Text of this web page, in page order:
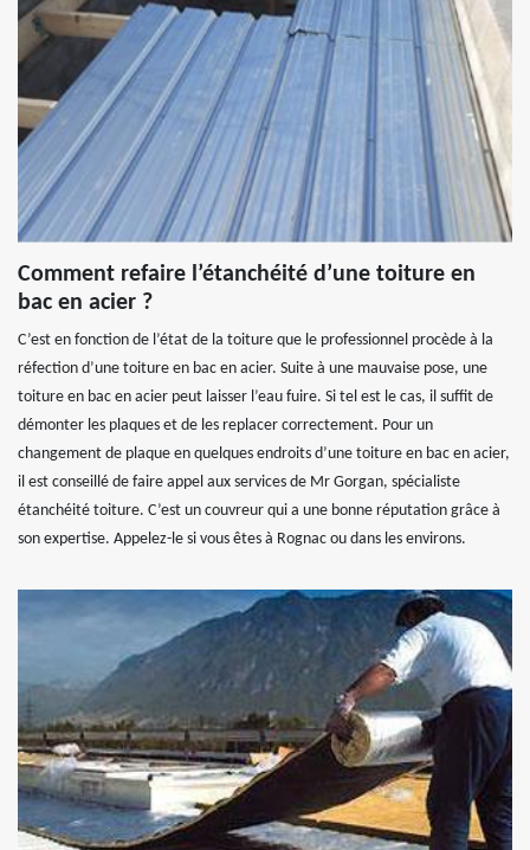
Comment refaire l’étanchéité d’une toiture en
bac en acier ?
C’est en fonction de l’état de la toiture que le professionnel procède à la
réfection d’une toiture en bac en acier. Suite à une mauvaise pose, une
toiture en bac en acier peut laisser l’eau fuire. Si tel est le cas, il suffit de
démonter les plaques et de les replacer correctement. Pour un
changement de plaque en quelques endroits d’une toiture en bac en acier,
il est conseillé de faire appel aux services de Mr Gorgan, spécialiste
étanchéité toiture. C’est un couvreur qui a une bonne réputation grâce à
son expertise. Appelez-le si vous êtes à Rognac ou dans les environs.